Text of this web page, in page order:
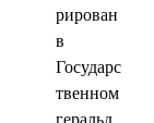
рирован
в
Государс
твенном
геральд